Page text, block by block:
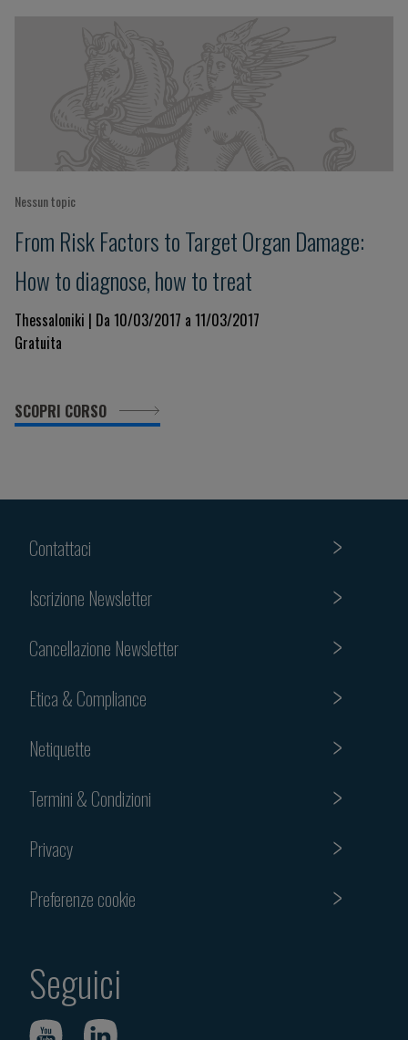
Nessun topic
From Risk Factors to Target Organ Damage:
How to diagnose, how to treat
Thessaloniki | Da 10/03/2017 a 11/03/2017
Gratuita
SCOPRI CORSO
Contattaci
Iscrizione Newsletter
Cancellazione Newsletter
Etica & Compliance
Netiquette
Termini & Condizioni
Privacy
Preferenze cookie
Seguici